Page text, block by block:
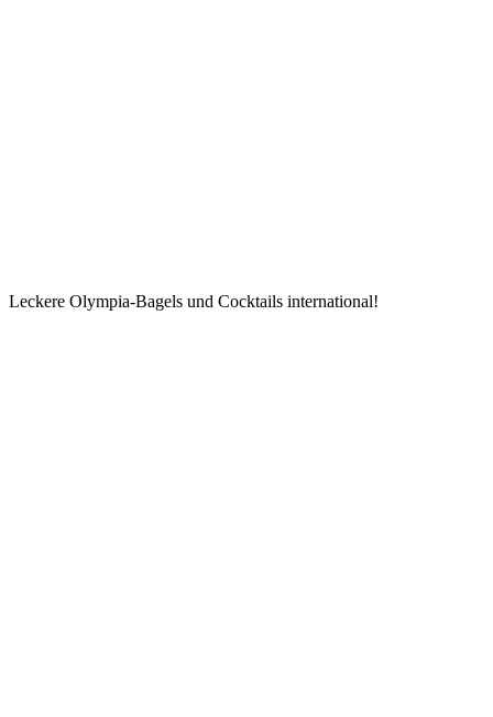
Leckere Olympia-Bagels und Cocktails international!